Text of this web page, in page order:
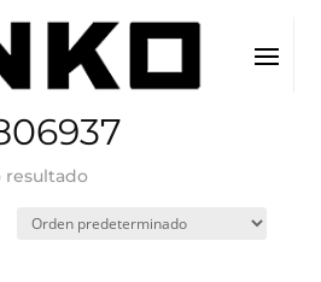
/ 8435067806937
resultado